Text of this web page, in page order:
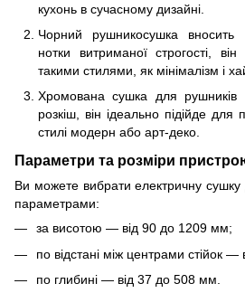
кухонь в сучасному дизайні.
Чорний рушникосушка вносить
нотки витриманої строгості,
такими стилями, як мінімалізм і
Хромована сушка для рушників
розкіш, він ідеально підійде
стилі модерн або арт-деко.
Параметри та розміри
Ви можете вибрати електричну сушку
параметрами:
за висотою — від 90 до 1209 мм;
по відстані між центрами стійок
по глибині — від 37 до 508 мм.